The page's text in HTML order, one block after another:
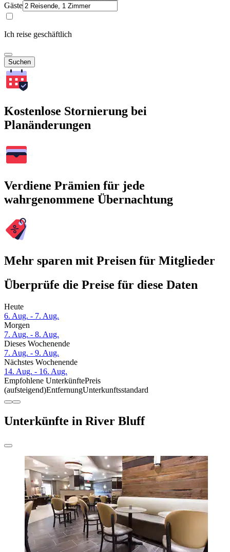
Gäste
Ich reise geschäftlich
Suchen
Kostenlose Stornierung bei
Planänderungen
Verdiene Prämien für jede
wahrgenommene Übernachtung
Mehr sparen mit Preisen für Mitglieder
Überprüfe die Preise für diese Daten
Heute
6. Aug. - 7. Aug.
Morgen
7. Aug. - 8. Aug.
Dieses Wochenende
7. Aug. - 9. Aug.
Nächstes Wochenende
14. Aug. - 16. Aug.
Empfohlene UnterkünftePreis
(aufsteigend)EntfernungUnterkunftsstandard
Unterkünfte in River Bluff